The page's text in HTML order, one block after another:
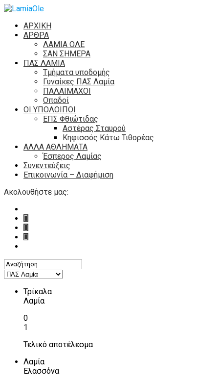
ΑΡΧΙΚΗ
ΑΡΘΡΑ
ΛΑΜΙΑ ΟΛΕ
ΣΑΝ ΣΗΜΕΡΑ
ΠΑΣ ΛΑΜΙΑ
Τμήματα υποδομής
Γυναίκες ΠΑΣ Λαμία
ΠΑΛΑΙΜΑΧΟΙ
Οπαδοί
ΟΙ ΥΠΟΛΟΙΠΟΙ
ΕΠΣ Φθιώτιδας
Αστέρας Σταυρού
Κηφισσός Κάτω Τιθορέας
ΑΛΛΑ ΑΘΛΗΜΑΤΑ
Έσπερος Λαμίας
Συνεντεύξεις
Επικοινωνία – Διαφήμιση
Ακολουθήστε μας:
Τρίκαλα
Λαμία
0
1
Τελικό αποτέλεσμα
Λαμία
Ελασσόνα